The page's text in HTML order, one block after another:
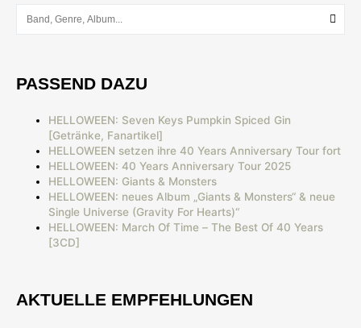
PASSEND DAZU
HELLOWEEN: Seven Keys Pumpkin Spiced Gin
[Getränke, Fanartikel]
HELLOWEEN setzen ihre 40 Years Anniversary Tour fort
HELLOWEEN: 40 Years Anniversary Tour 2025
HELLOWEEN: Giants & Monsters
HELLOWEEN: neues Album „Giants & Monsters“ & neue
Single Universe (Gravity For Hearts)“
HELLOWEEN: March Of Time – The Best Of 40 Years
[3CD]
AKTUELLE EMPFEHLUNGEN